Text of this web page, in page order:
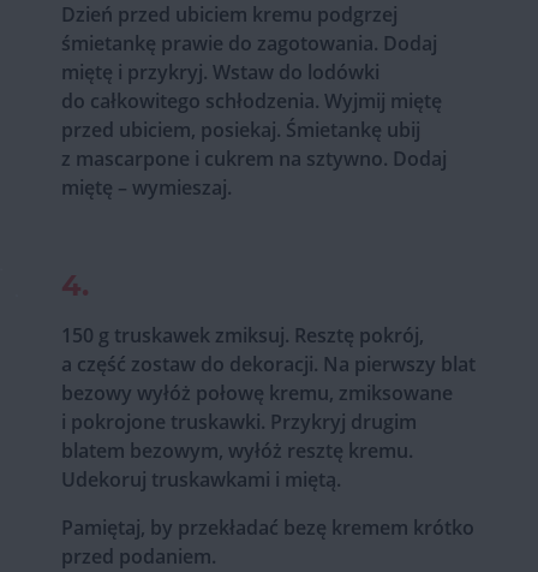
Dzień przed ubiciem kremu podgrzej
śmietankę prawie do zagotowania. Dodaj
miętę i przykryj. Wstaw do lodówki
do całkowitego schłodzenia. Wyjmij miętę
przed ubiciem, posiekaj. Śmietankę ubij
z mascarpone i cukrem na sztywno. Dodaj
miętę – wymieszaj.
4.
150 g truskawek zmiksuj. Resztę pokrój,
a część zostaw do dekoracji. Na pierwszy blat
bezowy wyłóż połowę kremu, zmiksowane
i pokrojone truskawki. Przykryj drugim
blatem bezowym, wyłóż resztę kremu.
Udekoruj truskawkami i miętą.
Pamiętaj, by przekładać bezę kremem krótko
przed podaniem.